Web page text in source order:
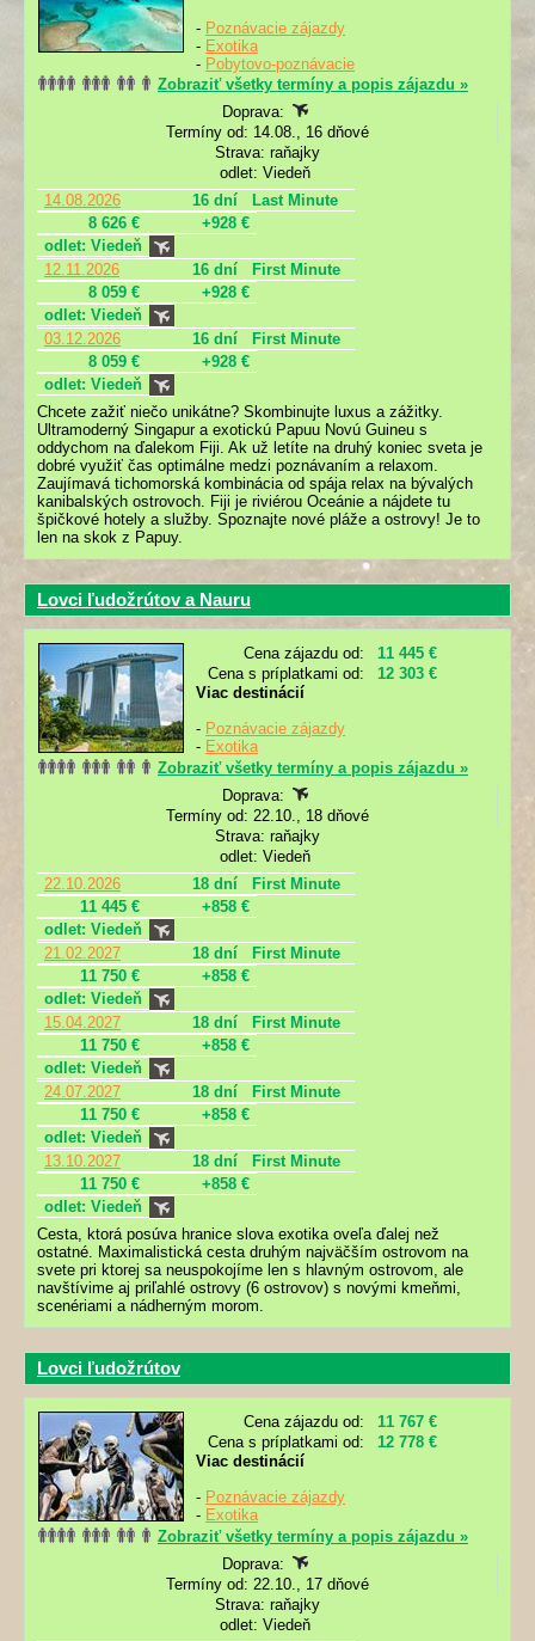
- Poznávacie zájazdy
- Exotika
- Pobytovo-poznávacie
Zobraziť všetky termíny a popis zájazdu »
Doprava:
Termíny od: 14.08., 16 dňové
Strava: raňajky
odlet: Viedeň
14.08.2026
16 dní
Last Minute
8 626 €
+928 €
odlet: Viedeň
12.11.2026
16 dní
First Minute
8 059 €
+928 €
odlet: Viedeň
03.12.2026
16 dní
First Minute
8 059 €
+928 €
odlet: Viedeň
Chcete zažiť niečo unikátne? Skombinujte luxus a zážitky.
Ultramoderný Singapur a exotickú Papuu Novú Guineu s
oddychom na ďalekom Fiji. Ak už letíte na druhý koniec sveta je
dobré využiť čas optimálne medzi poznávaním a relaxom.
Zaujímavá tichomorská kombinácia od spája relax na bývalých
kanibalských ostrovoch. Fiji je riviérou Oceánie a nájdete tu
špičkové hotely a služby. Spoznajte nové pláže a ostrovy! Je to
len na skok z Papuy.
Lovci ľudožrútov a Nauru
Cena zájazdu od:
11 445 €
Cena s príplatkami od:
12 303 €
Viac destinácií
- Poznávacie zájazdy
- Exotika
Zobraziť všetky termíny a popis zájazdu »
Doprava:
Termíny od: 22.10., 18 dňové
Strava: raňajky
odlet: Viedeň
22.10.2026
18 dní
First Minute
11 445 €
+858 €
odlet: Viedeň
21.02.2027
18 dní
First Minute
11 750 €
+858 €
odlet: Viedeň
15.04.2027
18 dní
First Minute
11 750 €
+858 €
odlet: Viedeň
24.07.2027
18 dní
First Minute
11 750 €
+858 €
odlet: Viedeň
13.10.2027
18 dní
First Minute
11 750 €
+858 €
odlet: Viedeň
Cesta, ktorá posúva hranice slova exotika oveľa ďalej než
ostatné. Maximalistická cesta druhým najväčším ostrovom na
svete pri ktorej sa neuspokojíme len s hlavným ostrovom, ale
navštívime aj priľahlé ostrovy (6 ostrovov) s novými kmeňmi,
scenériami a nádherným morom.
Lovci ľudožrútov
Cena zájazdu od:
11 767 €
Cena s príplatkami od:
12 778 €
Viac destinácií
- Poznávacie zájazdy
- Exotika
Zobraziť všetky termíny a popis zájazdu »
Doprava:
Termíny od: 22.10., 17 dňové
Strava: raňajky
odlet: Viedeň